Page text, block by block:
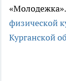
физической
Курганской